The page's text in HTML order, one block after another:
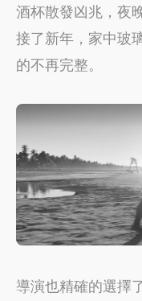
酒杯散發凶兆，夜
接了新年，家中玻
的不再完整。
導演也精確的選擇